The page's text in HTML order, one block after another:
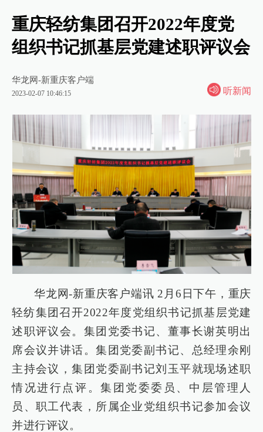
重庆轻纺集团召开2022年度党
组织书记抓基层党建述职评议会
华龙网-新重庆客户端
2023-02-07 10:46:15 听新闻
华龙网-新重庆客户端讯 2月6日下午，重庆
轻纺集团召开2022年度党组织书记抓基层党建
述职评议会。集团党委书记、董事长谢英明出
席会议并讲话。集团党委副书记、总经理余刚
主持会议，集团党委副书记刘玉平就现场述职
情况进行点评。集团党委委员、中层管理人
员、职工代表，所属企业党组织书记参加会议
并进行评议。